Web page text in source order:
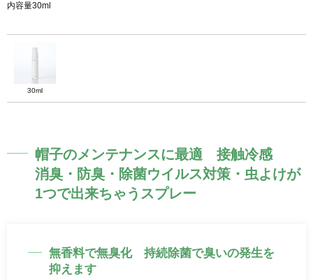
内容量30ml
30ml
帽子のメンテナンスに最適 接触冷感
消臭・防臭・除菌ウイルス対策・虫よけが
1つで出来ちゃうスプレー
無香料で無臭化 持続除菌で臭いの発生を
抑えます